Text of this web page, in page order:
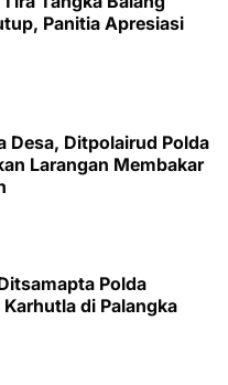
Panitia Apresiasi
Desa, Ditpolairud Polda
Larangan Membakar
Polda
di Palangka